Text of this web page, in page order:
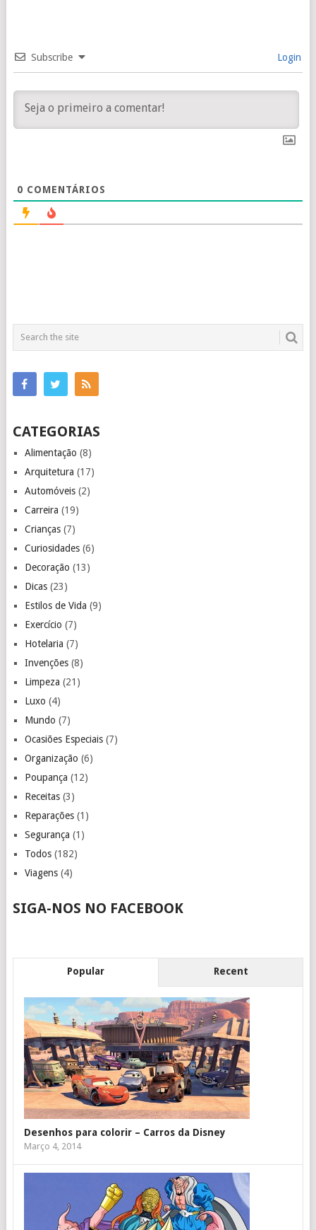
Subscribe Login
0 COMENTÁRIOS
CATEGORIAS
Alimentação (8)
Arquitetura (17)
Automóveis(2)
Carreira (19)
Crianças(7)
Curiosidades(6)
Decoração (13)
Dicas(23)
Estilos de Vida (9)
Exercício (7)
Hotelaria (7)
Invenções(8)
Limpeza (21)
Luxo (4)
Mundo (7)
Ocasiões Especiais(7)
Organização (6)
Poupança (12)
Receitas(3)
Reparações(1)
Segurança (1)
Todos(182)
Viagens(4)
SIGA-NOS NO FACEBOOK
Popular Recent
Desenhos para colorir – Carros da Disney
Março 4, 2014